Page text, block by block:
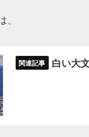
、
白い大